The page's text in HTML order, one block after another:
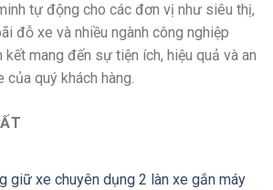
tự động cho các đơn vị như siêu thị,
đỗ xe và nhiều ngành công nghiệp
kết mang đến sự tiện ích, hiệu quả và an
quý khách hàng.
giữ xe chuyên dụng 2 làn xe gắn máy